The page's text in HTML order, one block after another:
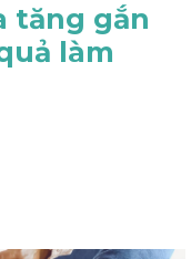
tăng gắn
làm